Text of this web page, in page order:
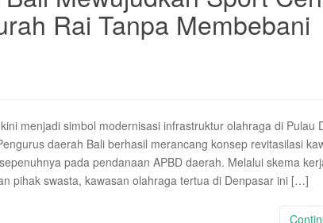
Rai Tanpa Membebani
menjadi simbol modernisasi infrastruktur olahraga di Pulau
daerah Bali berhasil merancang konsep revitasilasi
pada pendanaan APBD daerah. Melalui skema
pihak swasta, kawasan olahraga tertua di Denpasar ini […]